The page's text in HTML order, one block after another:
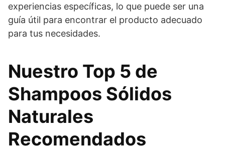
experiencias específicas, lo que puede ser una
guía útil para encontrar el producto adecuado
para tus necesidades.
Nuestro Top 5 de
Shampoos Sólidos
Naturales
Recomendados